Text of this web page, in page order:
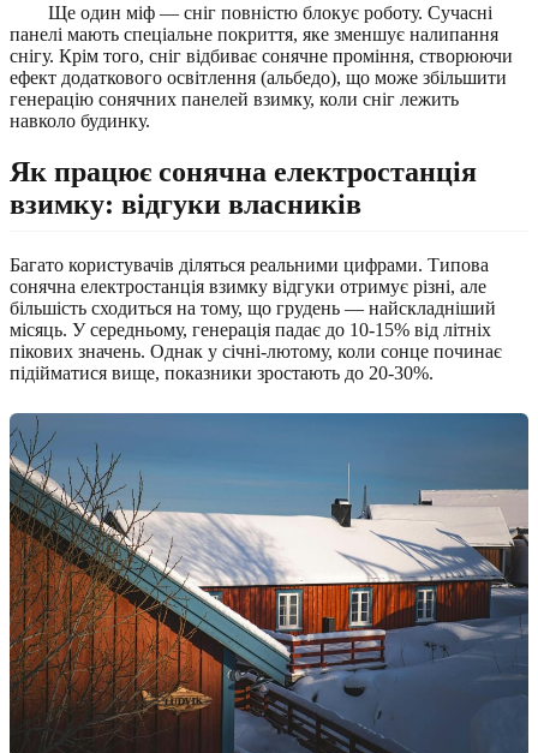
Ще один міф — сніг повністю блокує роботу. Сучасні
панелі мають спеціальне покриття, яке зменшує налипання
снігу. Крім того, сніг відбиває сонячне проміння, створюючи
ефект додаткового освітлення (альбедо), що може збільшити
генерацію сонячних панелей взимку, коли сніг лежить
навколо будинку.
Як працює сонячна електростанція
взимку: відгуки власників
Багато користувачів діляться реальними цифрами. Типова
сонячна електростанція взимку відгуки отримує різні, але
більшість сходиться на тому, що грудень — найскладніший
місяць. У середньому, генерація падає до 10-15% від літніх
пікових значень. Однак у січні-лютому, коли сонце починає
підійматися вище, показники зростають до 20-30%.